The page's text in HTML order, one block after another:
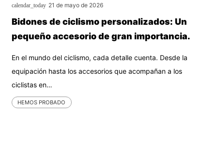
calendar_today 21 de mayo de 2026
Bidones de ciclismo personalizados: Un
pequeño accesorio de gran importancia.
En el mundo del ciclismo, cada detalle cuenta. Desde la
equipación hasta los accesorios que acompañan a los
ciclistas en…
HEMOS PROBADO